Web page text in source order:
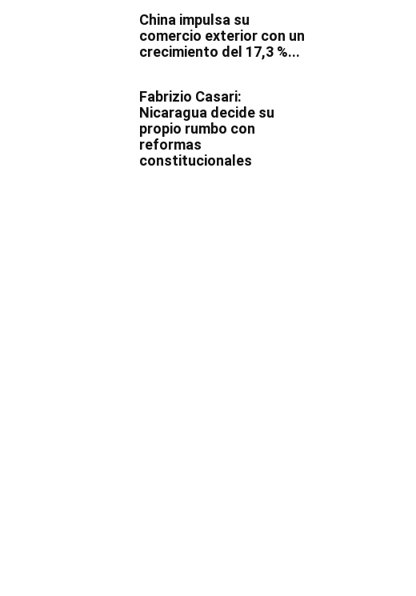
China impulsa su
comercio exterior con un
crecimiento del 17,3 %...
Fabrizio Casari:
Nicaragua decide su
propio rumbo con
reformas
constitucionales